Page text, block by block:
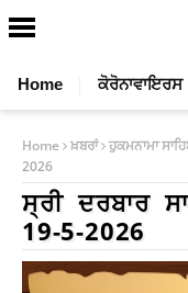
Home ਕੋਰੋਨਾਵਾਇਰਸ
Home ਖ਼ਬਰਾਂ ਹੁਕਮਨਾਮਾ
2026
ਸ੍ਰੀ ਦਰਬਾਰ
19-5-2026